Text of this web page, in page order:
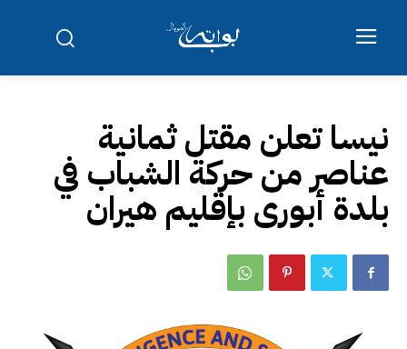
نيسا تعلن مقتل ثمانية
عناصر من حركة الشباب في
بلدة أبورى بإقليم هيران